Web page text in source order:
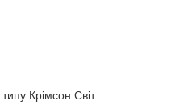
типу Крімсон Світ.